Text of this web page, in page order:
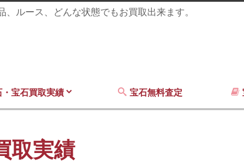
ルース、どんな状態でもお買取出来ます。
・宝石買取実績 宝石無料査定
取実績